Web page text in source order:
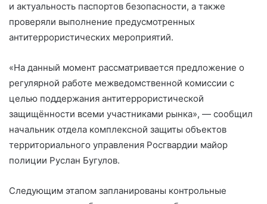
и актуальность паспортов безопасности, а также
проверяли выполнение предусмотренных
антитеррористических мероприятий.
«На данный момент рассматривается предложение о
регулярной работе межведомственной комиссии с
целью поддержания антитеррористической
защищённости всеми участниками рынка», — сообщил
начальник отдела комплексной защиты объектов
территориального управления Росгвардии майор
полиции Руслан Бугулов.
Следующим этапом запланированы контрольные